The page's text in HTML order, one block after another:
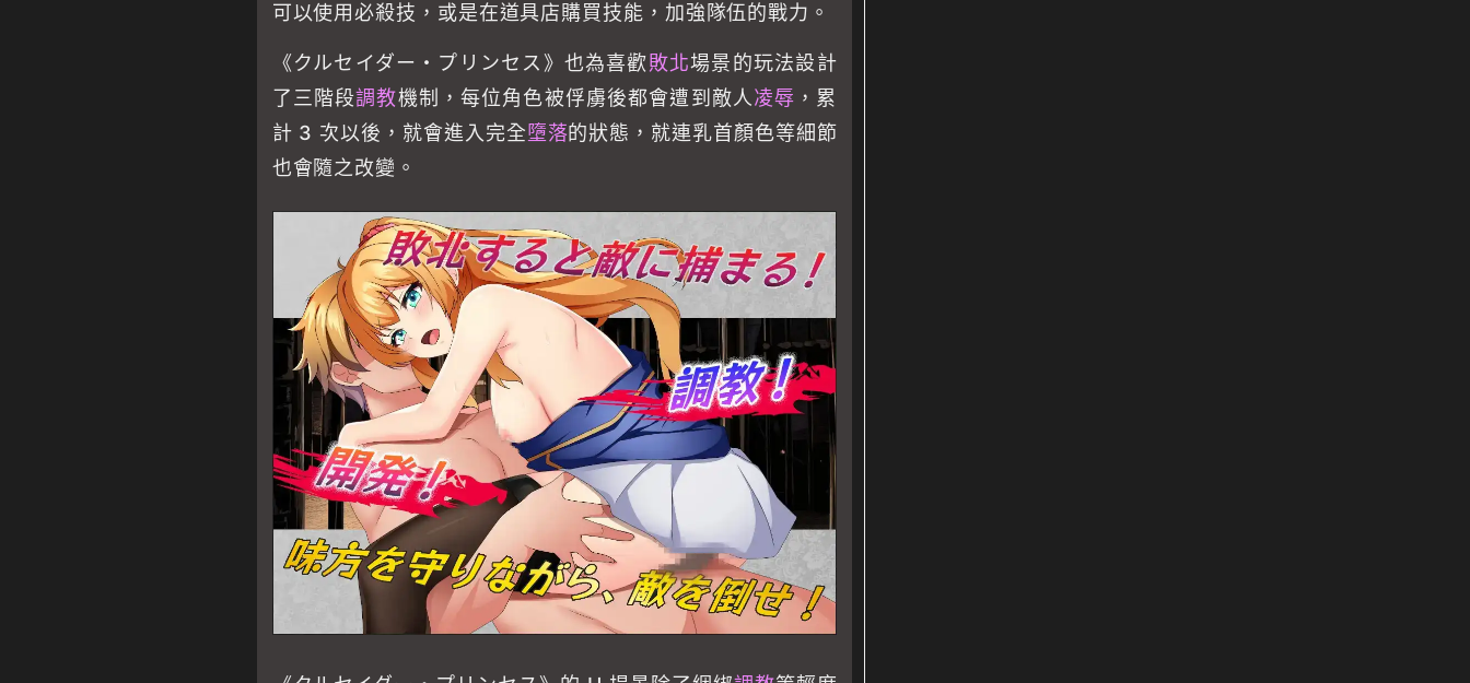
可以使用必殺技，或是在道具店購買技能，加強隊伍的戰力。
《クルセイダー・プリンセス》也為喜歡敗北場景的玩法設計
了三階段調教機制，每位角色被俘虜後都會遭到敵人凌辱 ，累
計 3 次以後，就會進入完全墮落的狀態，就連乳首顏色等細節
也會隨之改變。